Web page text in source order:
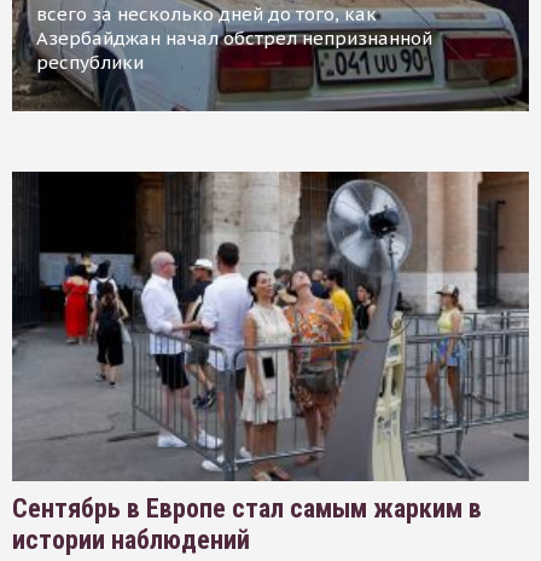
всего за несколько дней до того, как
Азербайджан начал обстрел непризнанной
республики
Сентябрь в Европе стал самым жарким в
истории наблюдений